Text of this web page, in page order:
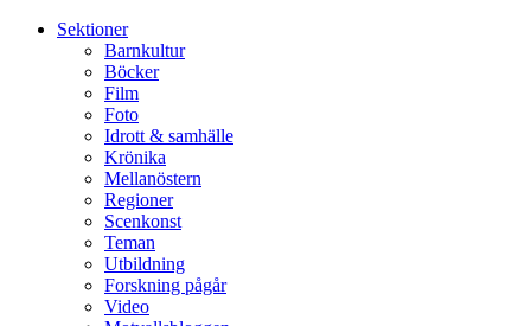
Sektioner
Barnkultur
Böcker
Film
Foto
Idrott & samhälle
Krönika
Mellanöstern
Regioner
Scenkonst
Teman
Utbildning
Forskning pågår
Video